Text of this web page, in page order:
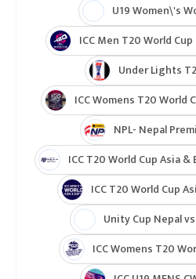
U19 Women\'s
ICC Men T20 World
Under Lights
ICC Womens T20 World
NPL- Nepal
ICC T20 World Cup Asia
ICC T20 World Cup
Unity Cup Nepal
ICC Womens T20